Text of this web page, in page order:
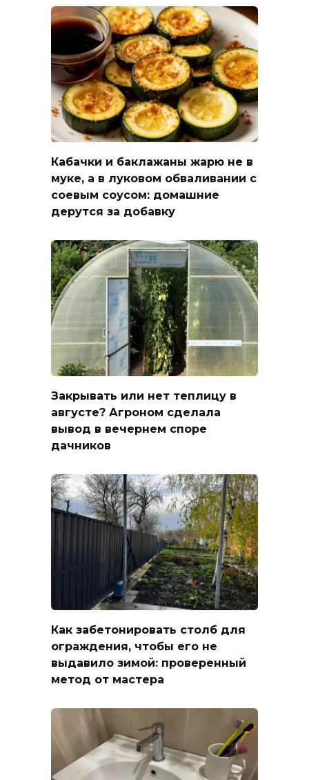
Кабачки и баклажаны жарю не в
муке, а в луковом обваливании с
соевым соусом: домашние
дерутся за добавку
Закрывать или нет теплицу в
августе? Агроном сделала
вывод в вечернем споре
дачников
Как забетонировать столб для
ограждения, чтобы его не
выдавило зимой: проверенный
метод от мастера